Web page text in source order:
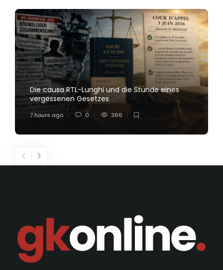
Die causa RTL-Lunghi und die Stunde eines
vergessenen Gesetzes
7 hours ago 0 366